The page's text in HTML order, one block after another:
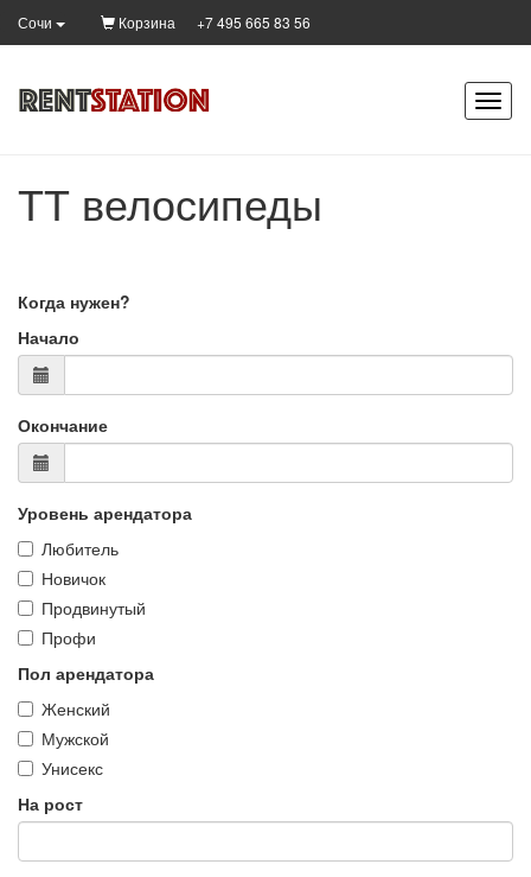
Сочи Корзина +7 495 665 83 56
ТТ велосипеды
Когда нужен?
Начало
Окончание
Уровень арендатора
Любитель
Новичок
Продвинутый
Профи
Пол арендатора
Женский
Мужской
Унисекс
На рост